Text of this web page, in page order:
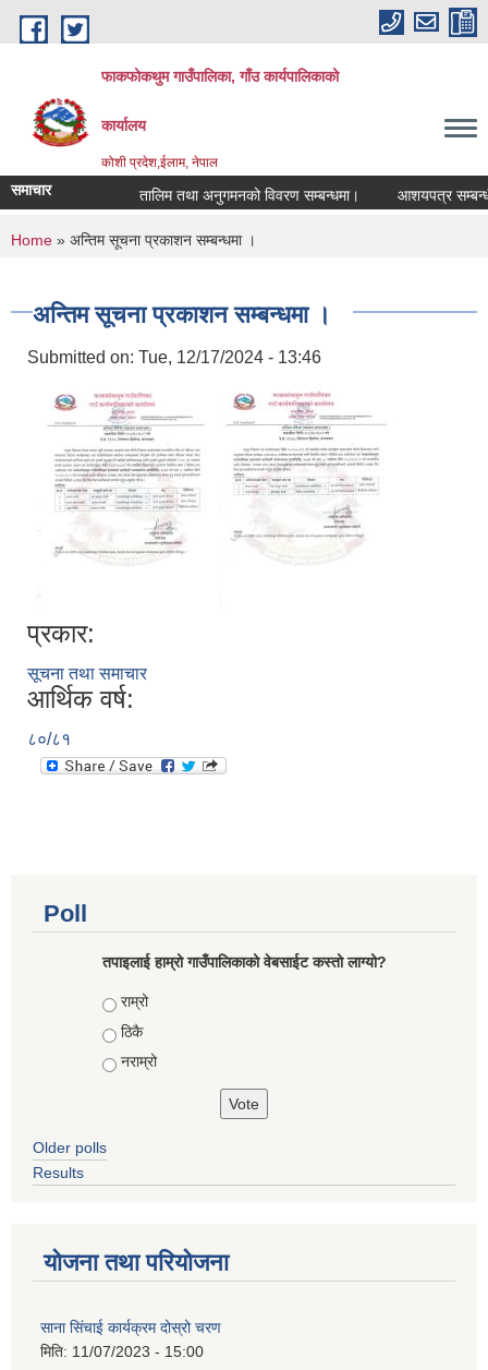
Skip to main content
फाकफोकथुम गाउँपालिका, गाँउ कार्यपालिकाको
कार्यालय
कोशी प्रदेश,ईलाम, नेपाल
समाचार तालिम तथा अनुगमनको विवरण सम्बन्धमा। आशयपत्र सम्बन्धी
You are here
Home » अन्तिम सूचना प्रकाशन सम्बन्धमा ।
अन्तिम सूचना प्रकाशन सम्बन्धमा ।
Submitted on: Tue, 12/17/2024 - 13:46
प्रकार:
सूचना तथा समाचार
आर्थिक वर्ष:
८०/८१
Poll
तपाइलाई हाम्रो गाउँपालिकाको वेबसाईट कस्तो लाग्यो?
Choices
राम्रो
ठिकै
नराम्रो
Older polls
Results
योजना तथा परियोजना
साना सिंचाई कार्यक्रम दोस्रो चरण
मिति: 11/07/2023 - 15:00